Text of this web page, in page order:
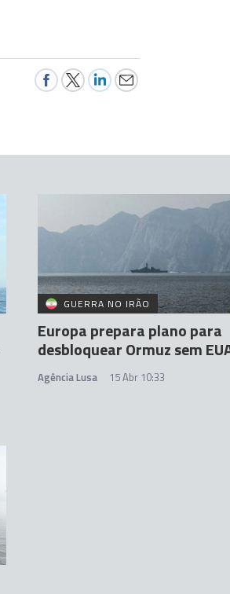
GUERRA NO IRÃO
Europa prepara plano para
desbloquear Ormuz sem
Agência Lusa 15 Abr 10:33